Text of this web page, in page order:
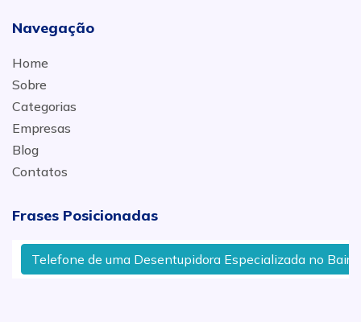
Navegação
Home
Sobre
Categorias
Empresas
Blog
Contatos
Frases Posicionadas
Telefone de uma Desentupidora Especializada no Bairro